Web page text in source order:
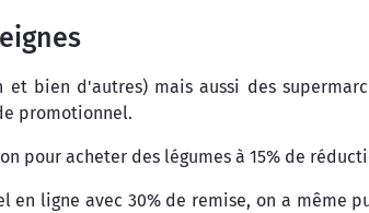
et bien d'autres) mais aussi des
promotionnel.
pour acheter des légumes à 15% de
ligne avec 30% de remise, on a même